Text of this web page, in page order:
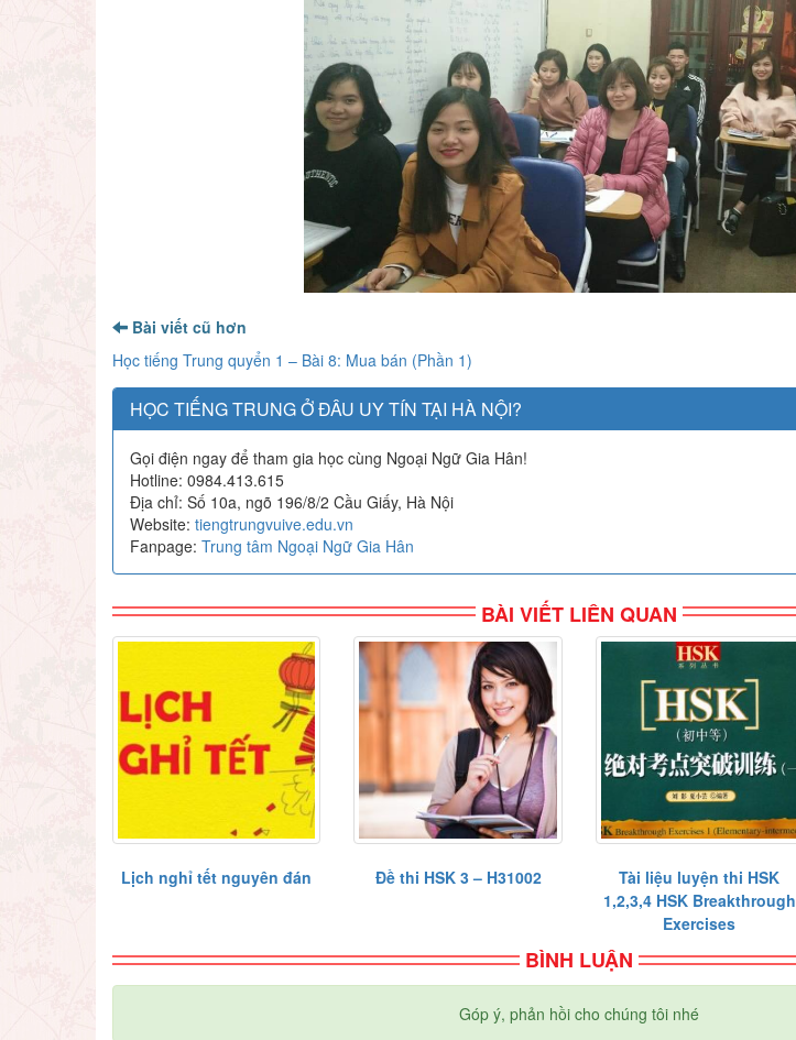
Bài viết cũ hơn
Học tiếng Trung quyển 1 – Bài 8: Mua bán (Phần 1)
HỌC TIẾNG TRUNG Ở ĐÂU UY TÍN TẠI HÀ NỘI?
Gọi điện ngay để tham gia học cùng Ngoại Ngữ Gia Hân!
Hotline: 0984.413.615
Địa chỉ: Số 10a, ngõ 196/8/2 Cầu Giấy, Hà Nội
Website: tiengtrungvuive.edu.vn
Fanpage: Trung tâm Ngoại Ngữ Gia Hân
BÀI VIẾT LIÊN QUAN
Lịch nghỉ tết nguyên đán Đề thi HSK 3 – H31002
Tài liệu luyện thi HSK
1,2,3,4 HSK Breakthrough
Exercises
BÌNH LUẬN
Góp ý, phản hồi cho chúng tôi nhé